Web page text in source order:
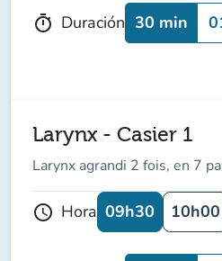
timer Duración 30 min
Larynx - Casier 1
Larynx agrandi 2 fois, en 7
schedule Hora 09h30 10h00